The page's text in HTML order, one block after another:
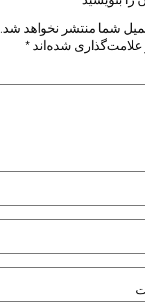
شما منتشر نخواهد شد.
علامت‌گذاری شده‌اند*